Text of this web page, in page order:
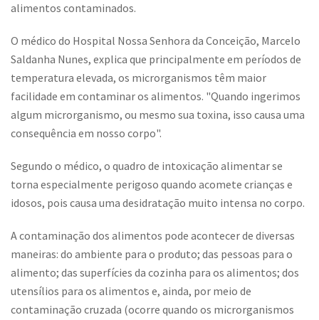
alimentos contaminados.
O médico do Hospital Nossa Senhora da Conceição, Marcelo
Saldanha Nunes, explica que principalmente em períodos de
temperatura elevada, os microrganismos têm maior
facilidade em contaminar os alimentos. "Quando ingerimos
algum microrganismo, ou mesmo sua toxina, isso causa uma
consequência em nosso corpo".
Segundo o médico, o quadro de intoxicação alimentar se
torna especialmente perigoso quando acomete crianças e
idosos, pois causa uma desidratação muito intensa no corpo.
A contaminação dos alimentos pode acontecer de diversas
maneiras: do ambiente para o produto; das pessoas para o
alimento; das superfícies da cozinha para os alimentos; dos
utensílios para os alimentos e, ainda, por meio de
contaminação cruzada (ocorre quando os microrganismos